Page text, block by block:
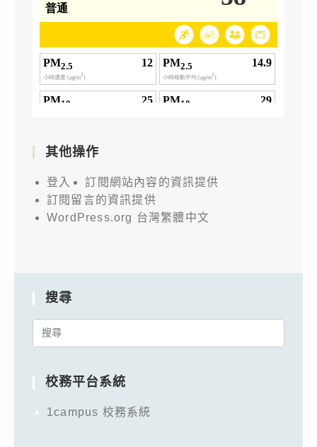
其他操作
登入
訂閱網站內容的資訊提供
訂閱留言的資訊提供
WordPress.org 台灣繁體中文
搜尋
Search
校務平台系統
1campus 校務系統